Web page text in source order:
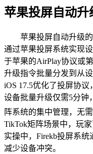
苹果投屏自动升
苹果投屏自动升级
通过苹果投屏系统实现
于苹果的AirPlay协议或
升级指令批量分发到从
iOS 17.5优化了投屏协
设备批量升级仅需5分钟
阵系统的集中管理，无
TikTok矩阵场景中，玩
实操中，Firekb投屏系统
减少设备冲突。